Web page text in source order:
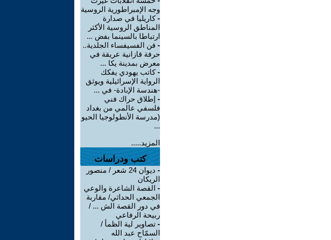
وجه الإمبراطورية الروسية
-كاريليا في صدارة
المناطق الروسية الأكثر
ارتباطا بالسينما بفض ...
- فن الفسيفساء الجلدية..
حرفة قازانية عريقة في
معرض بمدينة يكا ...
-كاتب يهودي يفكك
الرواية الإسرائيلية ويوثق
-هندسة الإبادة- في ...
- إطلاق حراك فني
فلسفي عالمي من بغداد
(مدرسة الأنطولوجيا الحيو
...
المزيد.....
كتب ودراسات
-
ديوان 24 شعر / منصور
الريكان
- القصة الشاعرة والوعي
الجمعي الحداثي/ مقاربة
في دور القصة الش ... /
ربيحة الرفاعي
- تصاوير لية الظمأ /
السمّاح عبد الله